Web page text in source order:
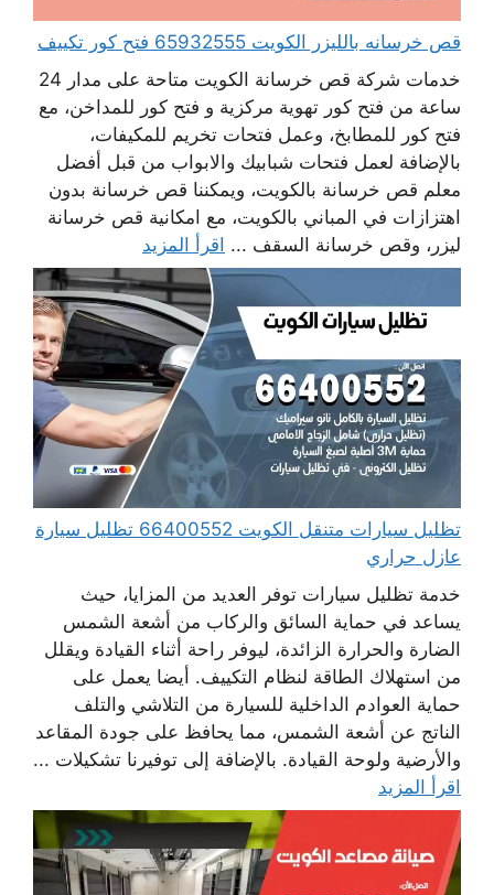
قص خرسانه بالليزر الكويت 65932555 فتح كور تكييف
خدمات شركة قص خرسانة الكويت متاحة على مدار 24
ساعة من فتح كور تهوية مركزية و فتح كور للمداخن، مع
فتح كور للمطابخ، وعمل فتحات تخريم للمكيفات،
بالإضافة لعمل فتحات شبابيك والابواب من قبل أفضل
معلم قص خرسانة بالكويت، ويمكننا قص خرسانة بدون
اهتزازات في المباني بالكويت، مع امكانية قص خرسانة
ليزر، وقص خرسانة السقف ... اقرأ المزيد
تظليل سيارات متنقل الكويت 66400552 تظليل سيارة
عازل حراري
خدمة تظليل سيارات توفر العديد من المزايا، حيث
يساعد في حماية السائق والركاب من أشعة الشمس
الضارة والحرارة الزائدة، ليوفر راحة أثناء القيادة ويقلل
من استهلاك الطاقة لنظام التكييف. أيضا يعمل على
حماية العوادم الداخلية للسيارة من التلاشي والتلف
الناتج عن أشعة الشمس، مما يحافظ على جودة المقاعد
والأرضية ولوحة القيادة. بالإضافة إلى توفيرنا تشكيلات ...
اقرأ المزيد